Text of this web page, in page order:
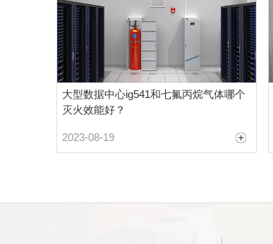
大型数据中心ig541和七氟丙烷气体哪个
灭火效能好？
2023-08-19